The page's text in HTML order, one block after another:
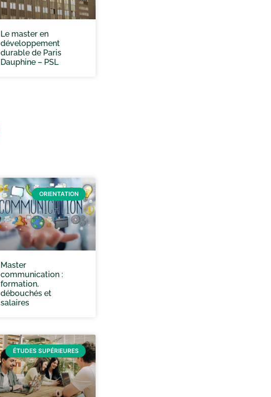
Le master en
développement
durable de Paris
Dauphine – PSL
ORIENTATION
Master
communication :
formation,
débouchés et
salaires
ÉTUDES SUPÉRIEURES